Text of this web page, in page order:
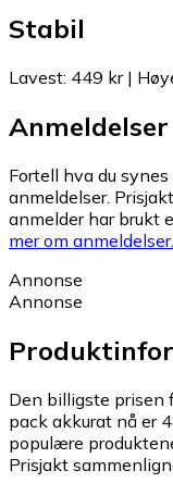
Stabil
Lavest: 449 kr|
Anmeldelser
Fortell hva du
anmeldelser.
anmelder har brukt
mer om anmeldelser.
Annonse
Annonse
Den billigste prisen
pack akkurat nå er
populære
Prisjakt